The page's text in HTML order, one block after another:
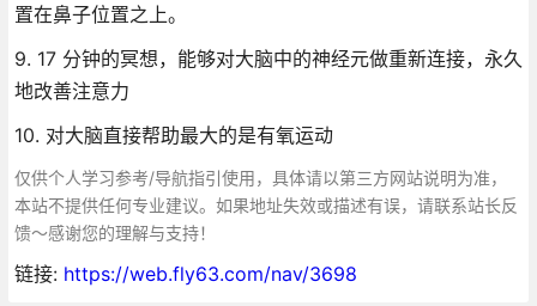
置在鼻子位置之上。
9. 17 分钟的冥想，能够对大脑中的神经元做重新连接，永久
地改善注意力
10. 对大脑直接帮助最大的是有氧运动
仅供个人学习参考/导航指引使用，具体请以第三方网站说明为准，
本站不提供任何专业建议。如果地址失效或描述有误，请联系站长反
馈～感谢您的理解与支持！
链接: https://web.fly63.com/nav/3698